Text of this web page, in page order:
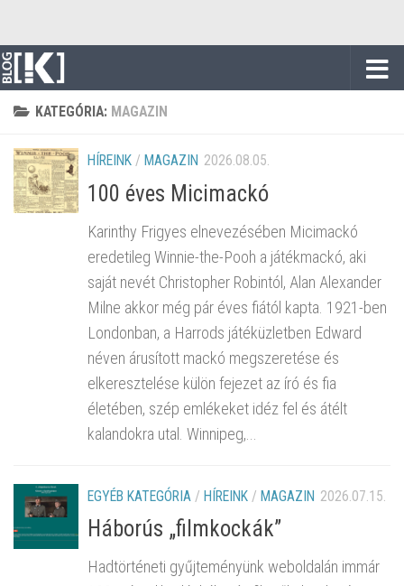
KATEGÓRIA: MAGAZIN
HÍREINK / MAGAZIN 2026.08.05.
100 éves Micimackó
Karinthy Frigyes elnevezésében Micimackó
eredetileg Winnie-the-Pooh a játékmackó, aki
saját nevét Christopher Robintól, Alan Alexander
Milne akkor még pár éves fiától kapta. 1921-ben
Londonban, a Harrods játéküzletben Edward
néven árusított mackó megszeretése és
elkeresztelése külön fejezet az író és fia
életében, szép emlékeket idéz fel és átélt
kalandokra utal. Winnipeg,...
EGYÉB KATEGÓRIA / HÍREINK / MAGAZIN 2026.07.15.
Háborús „filmkockák”
Hadtörténeti gyűjteményünk weboldalán immár